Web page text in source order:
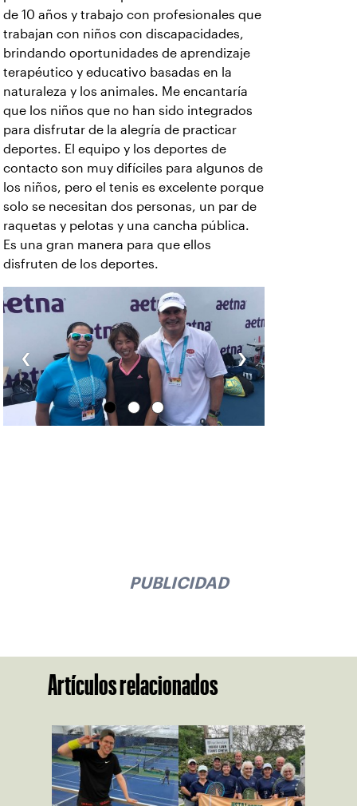
de 10 años y trabajo con profesionales que
trabajan con niños con discapacidades,
brindando oportunidades de aprendizaje
terapéutico y educativo basadas en la
naturaleza y los animales. Me encantaría
que los niños que no han sido integrados
para disfrutar de la alegría de practicar
deportes. El equipo y los deportes de
contacto son muy difíciles para algunos de
los niños, pero el tenis es excelente porque
solo se necesitan dos personas, un par de
raquetas y pelotas y una cancha pública.
Es una gran manera para que ellos
disfruten de los deportes.
‹ ›
PUBLICIDAD
Artículos relacionados